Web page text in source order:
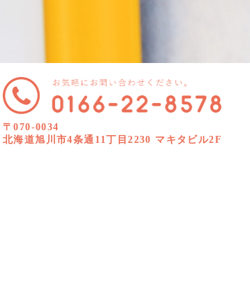
〒070-0034
北海道旭川市4条通11丁目2230 マキタビル2F